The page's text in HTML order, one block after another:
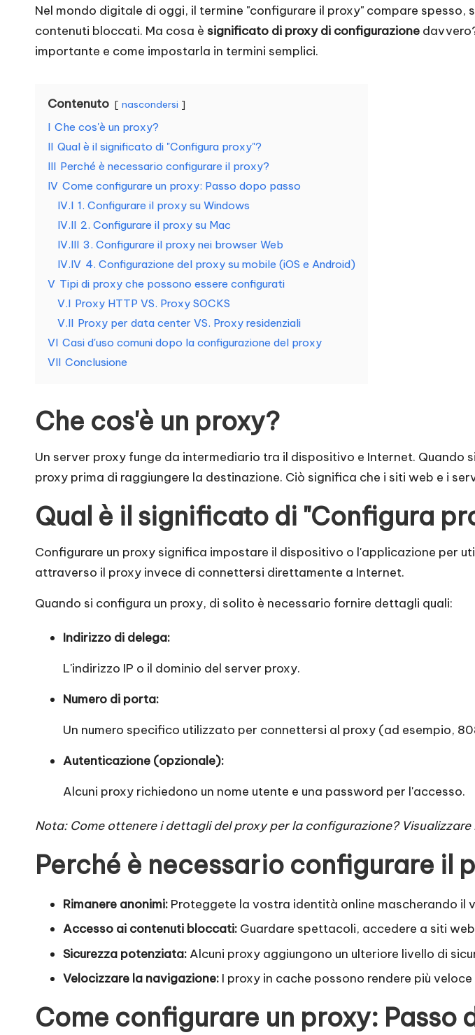
n
i
si
g
e
P
v
a
g
r
a
t
u
it
O
e
y
P
o
y
Nel mondo digitale di oggi, il termine "configurare il proxy" compare
contenuti bloccati. Ma cosa è significato di proxy di configurazione
importante e come impostarla in termini semplici.
Contenuto nascondersi
I Che cos'è un proxy?
II Qual è il significato di "Configura proxy"?
III Perché è necessario configurare il proxy?
IV Come configurare un proxy: Passo dopo passo
IV.I 1. Configurare il proxy su Windows
IV.II 2. Configurare il proxy su Mac
IV.III 3. Configurare il proxy nei browser Web
IV.IV 4. Configurazione del proxy su mobile (iOS e Android)
V Tipi di proxy che possono essere configurati
V.I Proxy HTTP VS. Proxy SOCKS
V.II Proxy per data center VS. Proxy residenziali
VI Casi d'uso comuni dopo la configurazione del proxy
VII Conclusione
Che cos'è un proxy?
Un server proxy funge da intermediario tra il dispositivo e Internet.
proxy prima di raggiungere la destinazione. Ciò significa che i siti web e i
Qual è il significato di "Configura
Configurare un proxy significa impostare il dispositivo o l'applicazione per
attraverso il proxy invece di connettersi direttamente a Internet.
Quando si configura un proxy, di solito è necessario fornire dettagli quali:
Indirizzo di delega:
L'indirizzo IP o il dominio del server proxy.
Numero di porta:
Un numero specifico utilizzato per connettersi al proxy (ad esempio,
Autenticazione (opzionale):
Alcuni proxy richiedono un nome utente e una password per l'accesso.
Nota: Come ottenere i dettagli del proxy per la configurazione? Visualizzare
Perché è necessario configurare il
Rimanere anonimi: Proteggete la vostra identità online mascherando il
Accesso ai contenuti bloccati: Guardare spettacoli, accedere a siti
Sicurezza potenziata: Alcuni proxy aggiungono un ulteriore livello di
Velocizzare la navigazione: I proxy in cache possono rendere più
Come configurare un proxy: Passo